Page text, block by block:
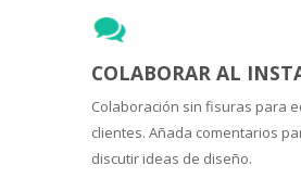
COLABORAR AL
Colaboración sin fisuras para
clientes. Añada comentarios
discutir ideas de diseño.